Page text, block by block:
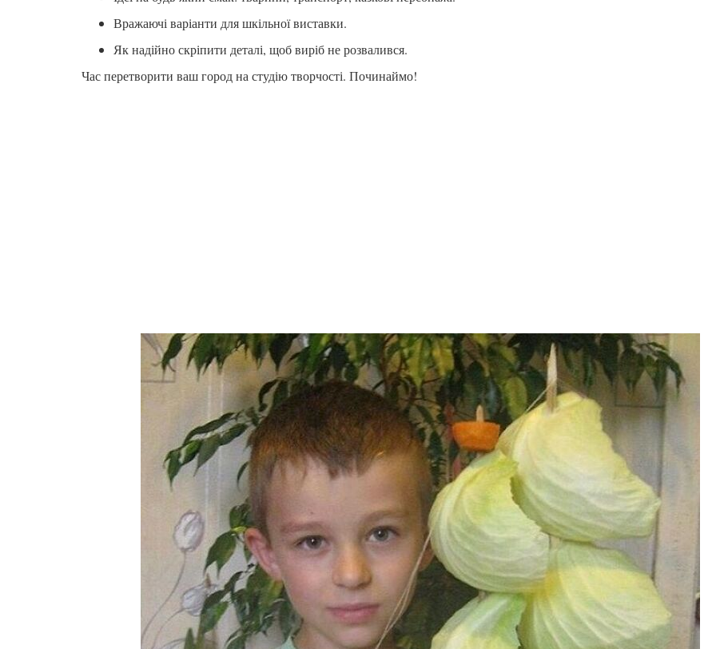
Вражаючі варіанти для шкільної виставки.
Як надійно скріпити деталі, щоб виріб не розвалився.
Час перетворити ваш город на студію творчості. Починаймо!